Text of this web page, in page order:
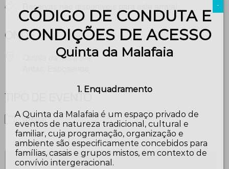
Reservas não disponiveis para este arraial
ONDE
Quinta da Malafaia
TIPO DE EVENTO
Arraial
CÓDIGO DE CONDUTA E
CONDIÇÕES DE ACESSO
Quinta da Malafaia
1. Enquadramento
A Quinta da Malafaia é um espaço privado de
eventos de natureza tradicional, cultural e
familiar, cuja programação, organização e
ambiente são especificamente concebidos para
famílias, casais e grupos mistos, em contexto de
convívio intergeracional.
-